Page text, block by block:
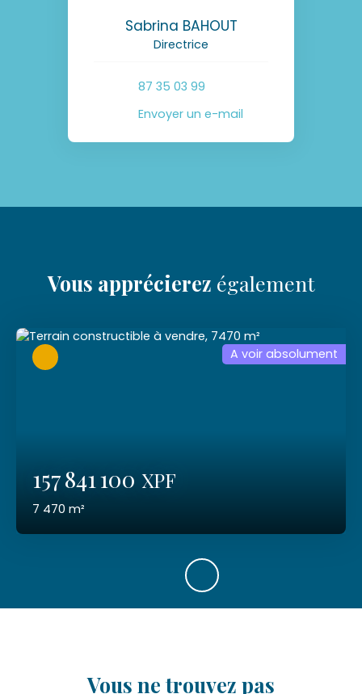
Sabrina BAHOUT
Directrice
87 35 03 99
Envoyer un e-mail
Vous apprécierez également
157 841 100 XPF
7 470 m²
A voir absolument
Vous ne trouvez pas